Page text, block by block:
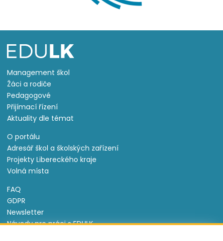
Management škol
Žáci a rodiče
Pedagogové
Přijímací řízení
Aktuality dle témat
O portálu
Adresář škol a školských zařízení
Projekty Libereckého kraje
Volná místa
FAQ
GDPR
Newsletter
Návody pro práci s EDULK